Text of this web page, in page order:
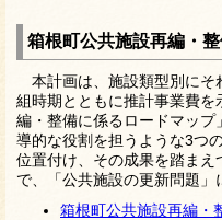
箱根町公共施設再編・
本計画は、施設類型別にそ
組時期とともに推計事業費
編・整備に係るロードマッ
導的な役割を担うような3つ
位置付け、その成果を踏まえ
で、「公共施設の更新問題
箱根町公共施設再編・